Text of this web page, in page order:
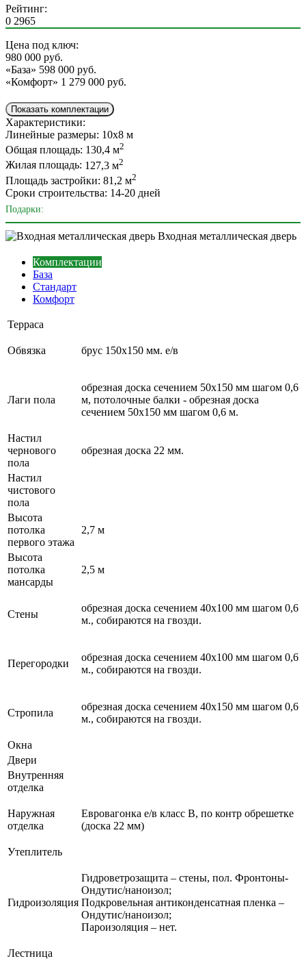
Рейтинг:
0 2965
Цена под ключ:
980 000 руб.
«База» 598 000 руб.
«Комфорт» 1 279 000 руб.
Показать комплектации
Характеристики:
Линейные размеры: 10х8 м
Общая площадь: 130,4 м2
Жилая площадь: 127,3 м2
Площадь застройки: 81,2 м2
Сроки строительства: 14-20 дней
Подарки:
Входная металлическая дверь
Комплектации
База
Стандарт
Комфорт
Терраса
Обвязка брус 150х150 мм. е/в
Лаги пола
обрезная доска сечением 50х150 мм шагом 0,6
м, потолочные балки - обрезная доска
сечением 50х150 мм шагом 0,6 м.
Настил
чернового
пола
обрезная доска 22 мм.
Настил
чистового
пола
Высота
потолка
первого этажа
2,7 м
Высота
потолка
мансарды
2,5 м
Стены
обрезная доска сечением 40х100 мм шагом 0,6
м., собираются на гвозди.
Перегородки
обрезная доска сечением 40х100 мм шагом 0,6
м., собираются на гвозди.
Стропила
обрезная доска сечением 40х150 мм шагом 0,6
м., собираются на гвозди.
Окна
Двери
Внутренняя
отделка
Наружная
отделка
Евровагонка е/в класс В, по контр обрешетке
(доска 22 мм)
Утеплитель
Гидроизоляция
Гидроветрозащита – стены, пол. Фронтоны-
Ондутис/наноизол;
Подкровельная антиконденсатная пленка –
Ондутис/наноизол;
Пароизоляция – нет.
Лестница